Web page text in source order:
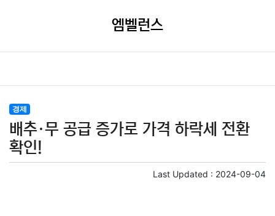
엠벨런스
경제
배추·무 공급 증가로 가격 하락세 전환
확인!
Last Updated : 2024-09-04